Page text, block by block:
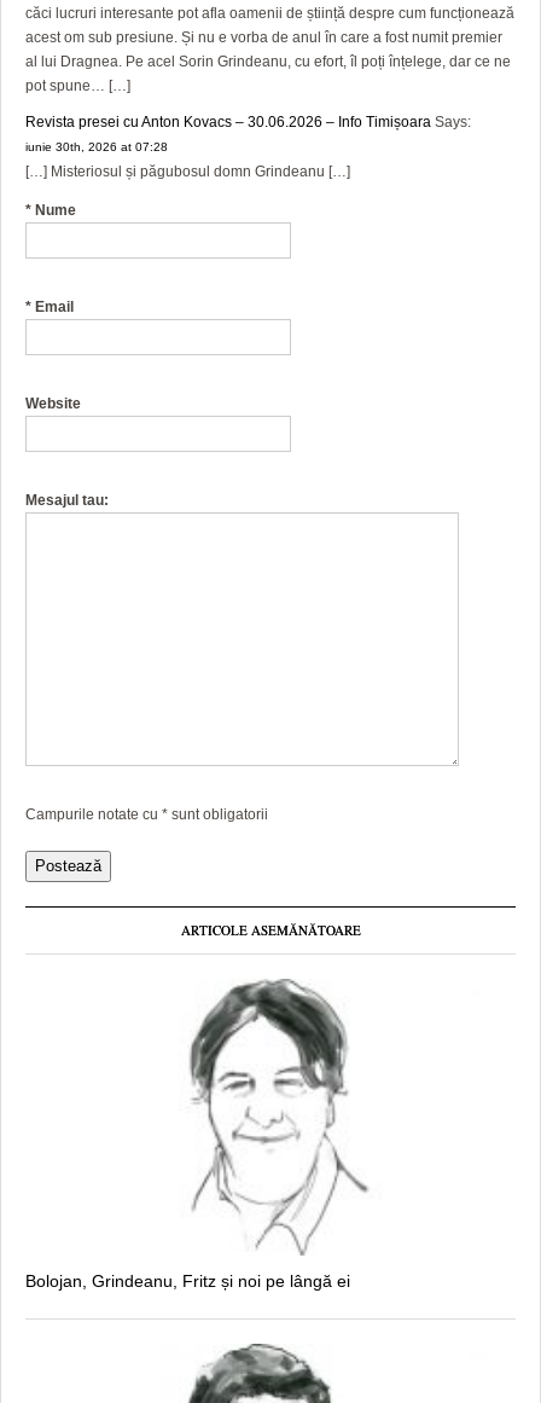
căci lucruri interesante pot afla oamenii de știință despre cum funcționează
acest om sub presiune. Și nu e vorba de anul în care a fost numit premier
al lui Dragnea. Pe acel Sorin Grindeanu, cu efort, îl poți înțelege, dar ce ne
pot spune… […]
Revista presei cu Anton Kovacs – 30.06.2026 – Info Timișoara Says:
iunie 30th, 2026 at 07:28
[…] Misteriosul și păgubosul domn Grindeanu […]
* Nume
* Email
Website
Mesajul tau:
Campurile notate cu * sunt obligatorii
ARTICOLE ASEMĂNĂTOARE
Bolojan, Grindeanu, Fritz și noi pe lângă ei